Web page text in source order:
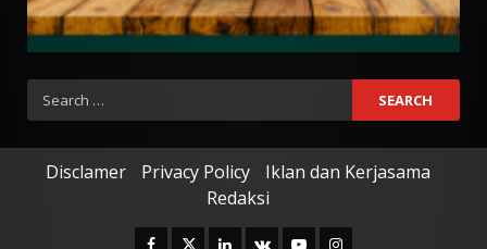
Search
for:
Disclamer Privacy Policy
Iklan dan Kerjasama
Redaksi
Facebook
TwitterLinkedin
VK YoutubeInstagram